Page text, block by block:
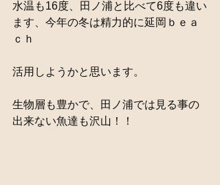
水温も16度、田ノ浦と比べて6度も違い
ます、今年の冬は精力的に延岡ｂｅａ
ｃｈ
活用しようかと思います。
生物層も豊かで、田ノ浦では見る事の
出来ない魚達も沢山！！